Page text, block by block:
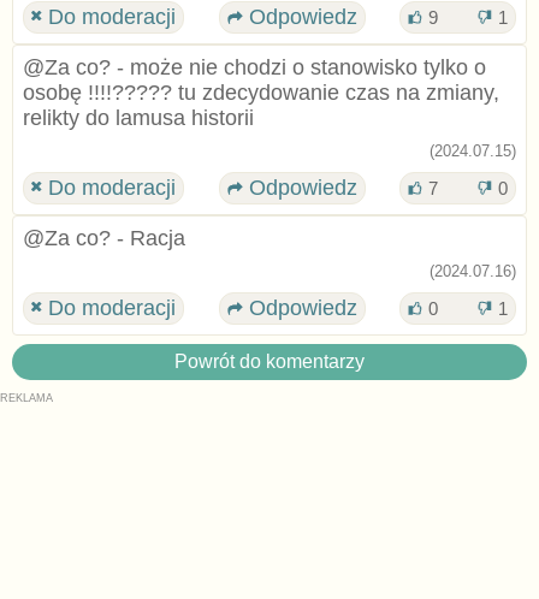
Do moderacji Odpowiedz 9 1
@Za co? - może nie chodzi o stanowisko tylko o
osobę !!!!????? tu zdecydowanie czas na zmiany,
relikty do lamusa historii
(2024.07.15)
Do moderacji Odpowiedz 7 0
@Za co? - Racja
(2024.07.16)
Do moderacji Odpowiedz 0 1
Powrót do komentarzy